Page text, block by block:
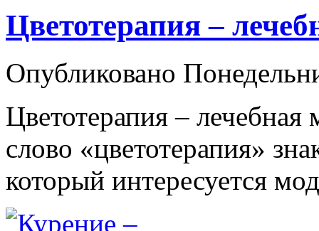
Цветотерапия –
Опубликовано
Цветотерапия –
слово «цветотерапия»
который интересуется